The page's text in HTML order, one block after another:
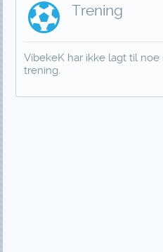
Trening
VibekeK har ikke lagt til
trening.